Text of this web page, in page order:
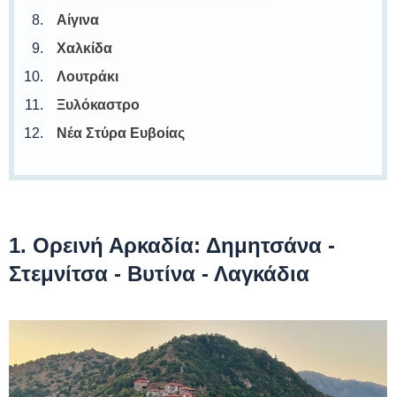
Αίγινα
Χαλκίδα
Λουτράκι
Ξυλόκαστρο
Νέα Στύρα Ευβοίας
1. Ορεινή Αρκαδία: Δημητσάνα -
Στεμνίτσα - Βυτίνα - Λαγκάδια